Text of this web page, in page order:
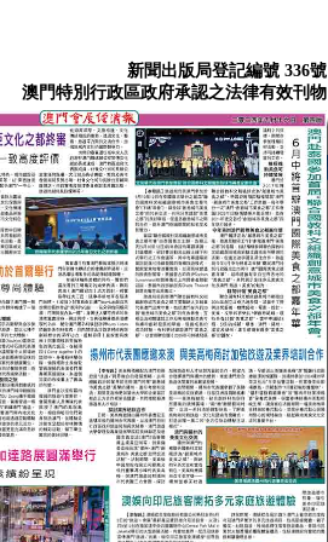
新聞出版局登記編號 336號
澳門特別行政區政府承認之法律有效刊物